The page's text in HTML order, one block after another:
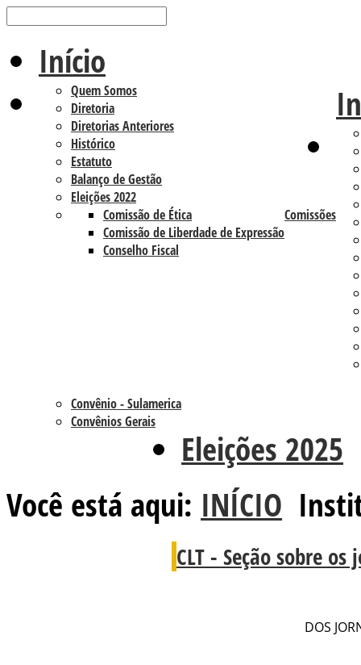
Início
Quem Somos
Diretoria
Diretorias Anteriores
Histórico
Estatuto
Balanço de Gestão
Eleições 2022
Comissões
Comissão de Ética
Comissão de Liberdade de Expressão
Conselho Fiscal
Convênio - Sulamerica
Convênios Gerais
Eleições 2025
Você está aqui: INÍCIO
CLT - Seção sobre
DOS